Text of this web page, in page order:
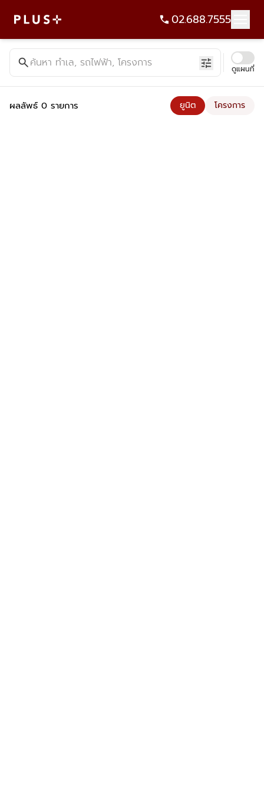
02.688.7555
ค้นหาคอนโด บ้าน ที่ดิน อาคารสำนักงาน ทั้งขายและเช่า - Plus
searchค้นหา ทำเล, รถไฟฟ้า, โครงการ tune ดูแผนที่
ผลลัพธ์ 0 รายการ ยูนิต โครงการ